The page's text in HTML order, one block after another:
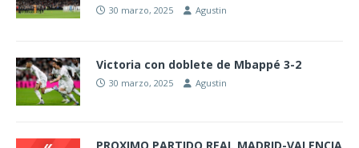
30 marzo, 2025 Agustin
Victoria con doblete de Mbappé 3-2
30 marzo, 2025 Agustin